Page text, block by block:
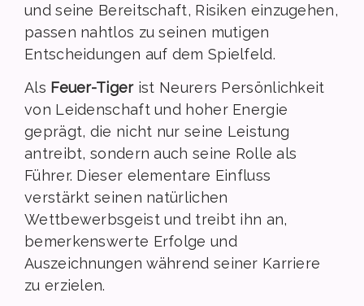
und seine Bereitschaft, Risiken einzugehen,
passen nahtlos zu seinen mutigen
Entscheidungen auf dem Spielfeld.
Als Feuer-Tigerist Neurers Persönlichkeit
von Leidenschaft und hoher Energie
geprägt, die nicht nur seine Leistung
antreibt, sondern auch seine Rolle als
Führer. Dieser elementare Einfluss
verstärkt seinen natürlichen
Wettbewerbsgeist und treibt ihn an,
bemerkenswerte Erfolge und
Auszeichnungen während seiner Karriere
zu erzielen.